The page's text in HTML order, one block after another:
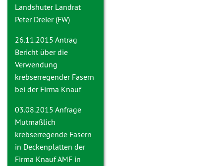
Landshuter Landrat
Peter Dreier (FW)
26.11.2015 Antrag
Bericht über die
Verwendung
krebserregender Fasern
bei der Firma Knauf
03.08.2015 Anfrage
Mutmaßlich
krebserregende Fasern
in Deckenplatten der
Firma Knauf AMF in